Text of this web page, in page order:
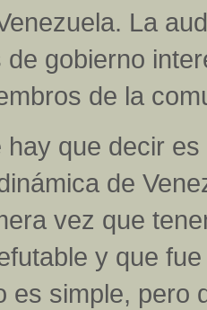
La
gobierno
de la
hay que decir
de
vez que
y que
es simple, pero